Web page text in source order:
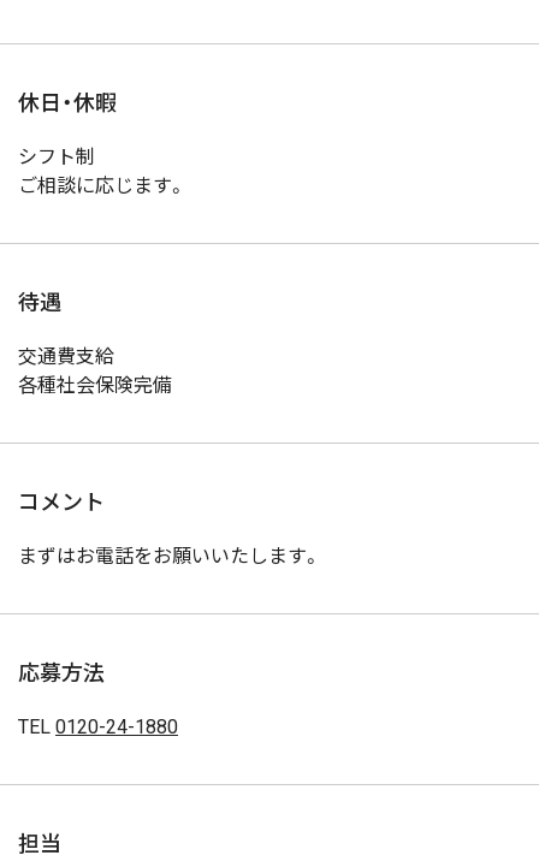
休日・休暇
シフト制
ご相談に応じます。
待遇
交通費支給
各種社会保険完備
コメント
まずはお電話をお願いいたします。
応募方法
TEL 0120-24-1880
担当